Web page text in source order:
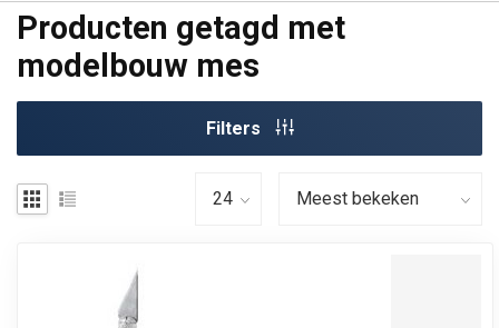
Producten getagd met
modelbouw mes
Filters